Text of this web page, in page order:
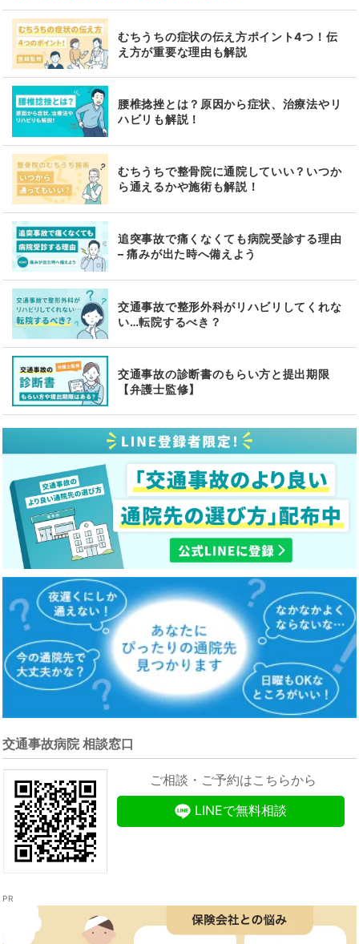
むちうちの症状の伝え方ポイント4つ！伝
え方が重要な理由も解説
腰椎捻挫とは？原因から症状、治療法やリ
ハビリも解説！
むちうちで整骨院に通院していい？いつか
ら通えるかや施術も解説！
追突事故で痛くなくても病院受診する理由
– 痛みが出た時へ備えよう
交通事故で整形外科がリハビリしてくれな
い…転院するべき？
交通事故の診断書のもらい方と提出期限
【弁護士監修】
交通事故病院 相談窓口
ご相談・ご予約はこちらから
LINEで無料相談